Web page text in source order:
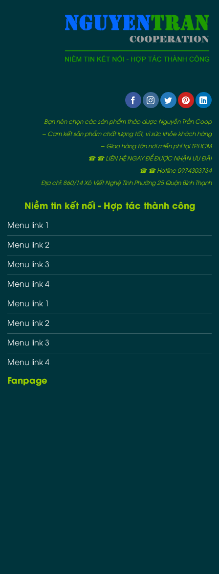
Bạn nên chọn các sản phẩm thảo dược Nguyễn Trần Coop
– Cam kết sản phẩm chất lượng tốt, vì sức khỏe khách hàng
– Giao hàng tận nơi miễn phí tại TP.HCM
☎ ☎ LIÊN HỆ NGAY ĐỂ ĐƯỢC NHẬN ƯU ĐÃI
☎ ☎ Hotline 0974303734
Địa chỉ: 860/14 Xô Viết Nghệ Tĩnh Phường 25 Quận Bình Thạnh
Niềm tin kết nối - Hợp tác thành công
Menu link 1
Menu link 2
Menu link 3
Menu link 4
Menu link 1
Menu link 2
Menu link 3
Menu link 4
Fanpage